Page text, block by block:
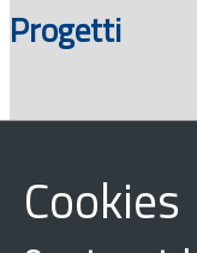
Progetti
Cookies